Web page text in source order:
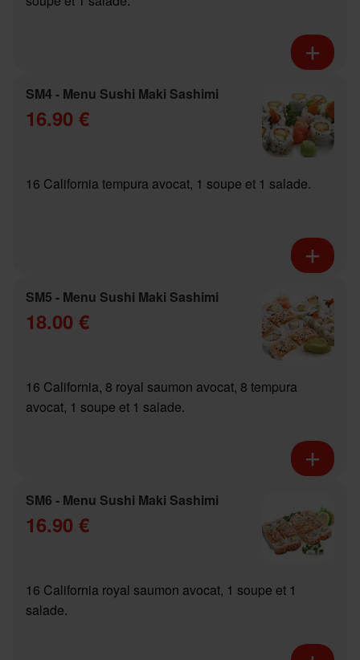
SM4 - Menu Sushi Maki Sashimi
16.90 €
16 California tempura avocat, 1 soupe et 1 salade.
SM5 - Menu Sushi Maki Sashimi
18.00 €
16 California, 8 royal saumon avocat, 8 tempura
avocat, 1 soupe et 1 salade.
SM6 - Menu Sushi Maki Sashimi
16.90 €
16 California royal saumon avocat, 1 soupe et 1
salade.